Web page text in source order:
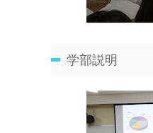
学部説明